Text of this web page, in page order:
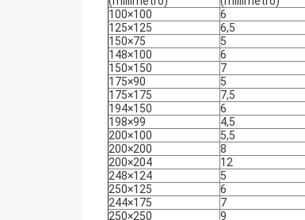
100×100
6
125×125
6,5
150×75
5
148×100
6
150×150
7
175×90
5
175×175
7,5
194×150
6
198×99
4,5
200×100
5,5
200×200
8
200×204
12
248×124
5
250×125
6
244×175
7
250×250
9